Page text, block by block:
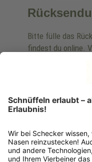
Bitte fülle das
findest du online.
anschließend
Rücksendeetikett
dir in deinem
Gast bestellt,
Rücksendeetikett